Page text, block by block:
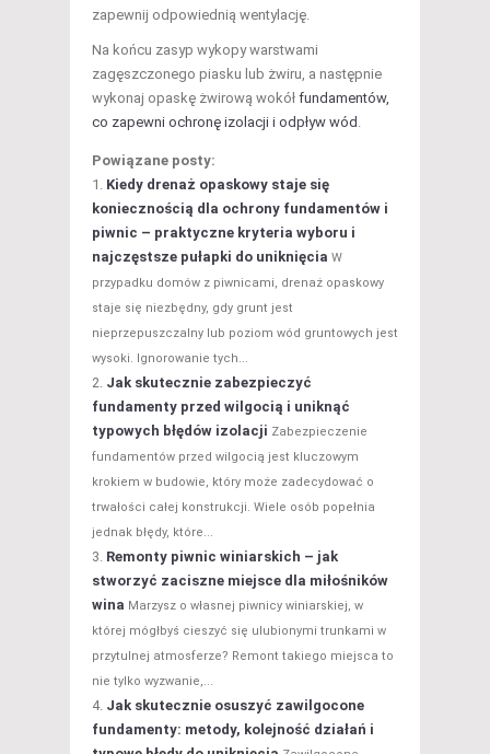
zapewnij odpowiednią wentylację.
Na końcu zasyp wykopy warstwami
zagęszczonego piasku lub żwiru, a następnie
wykonaj opaskę żwirową wokół fundamentów,
co zapewni ochronę izolacji i odpływ wód
Powiązane posty:
Kiedy drenaż opaskowy staje się
koniecznością dla ochrony fundamentów i
piwnic – praktyczne kryteria wyboru i
najczęstsze pułapki do uniknięcia W
przypadku domów z piwnicami, drenaż opaskowy
staje się niezbędny, gdy grunt jest
nieprzepuszczalny lub poziom wód gruntowych jest
wysoki. Ignorowanie tych...
Jak skutecznie zabezpieczyć
fundamenty przed wilgocią i uniknąć
typowych błędów izolacji Zabezpieczenie
fundamentów przed wilgocią jest kluczowym
krokiem w budowie, który może zadecydować o
trwałości całej konstrukcji. Wiele osób popełnia
jednak błędy, które...
Remonty piwnic winiarskich – jak
stworzyć zaciszne miejsce dla miłośników
wina Marzysz o własnej piwnicy winiarskiej, w
której mógłbyś cieszyć się ulubionymi trunkami w
przytulnej atmosferze? Remont takiego miejsca to
nie tylko wyzwanie,...
Jak skutecznie osuszyć zawilgocone
fundamenty: metody, kolejność działań i